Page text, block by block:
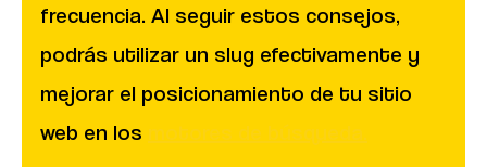
frecuencia. Al seguir estos consejos,
podrás utilizar un slug efectivamente y
mejorar el posicionamiento de tu sitio
web en los